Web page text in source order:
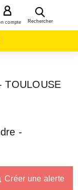
Rechercher
compte
TOULOUSE
-
Créer une alerte